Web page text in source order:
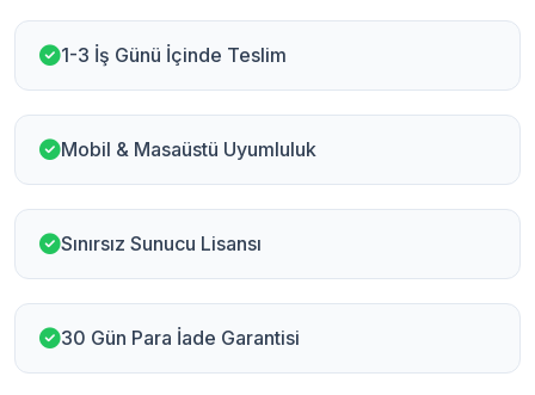
1-3 İş Günü İçinde Teslim
Mobil & Masaüstü Uyumluluk
Sınırsız Sunucu Lisansı
30 Gün Para İade Garantisi